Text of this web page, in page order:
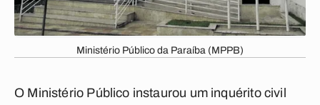
Ministério Público da Paraíba (MPPB)
O Ministério Público instaurou um inquérito civil